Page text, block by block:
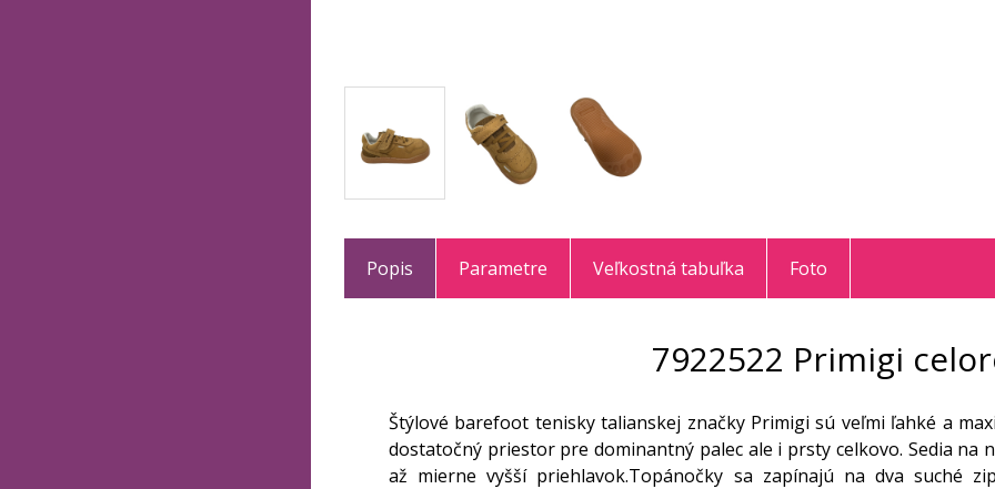
Popis Parametre Veľkostná tabuľka Foto
7922522 Primigi
Štýlové barefoot tenisky talianskej značky Primigi sú veľmi ľahké a
dostatočný priestor pre dominantný palec ale i prsty celkovo. Sedia na
až mierne vyšší priehlavok.Topánočky sa zapínajú na dva suché